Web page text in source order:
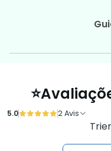
5.0 2 Avis